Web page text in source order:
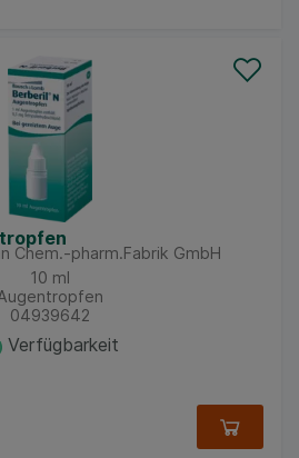
Chem.-pharm.Fabrik GmbH
10 ml
04939642
Verfügbarkeit